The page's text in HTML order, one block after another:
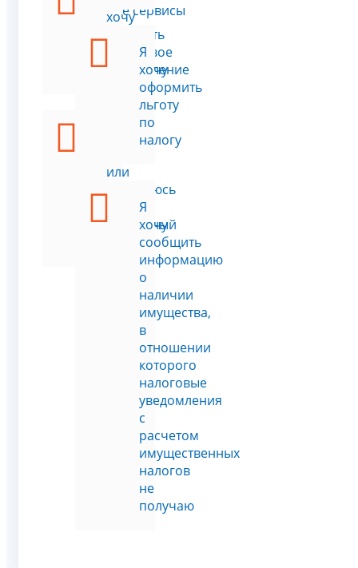
хочу
получить
налоговое
уведомление
или
собираюсь
купить
земельный
участок
Я
хочу
оформить
льготу
по
налогу
Я
хочу
сообщить
информацию
о
наличии
имущества,
в
отношении
которого
налоговые
уведомления
с
расчетом
имущественных
налогов
не
получаю
Все сервисы